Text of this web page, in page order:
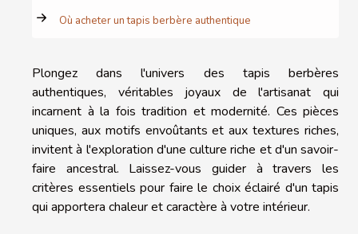
Où acheter un tapis berbère authentique
Plongez dans l'univers des tapis berbères
authentiques, véritables joyaux de l'artisanat qui
incarnent à la fois tradition et modernité. Ces pièces
uniques, aux motifs envoûtants et aux textures riches,
invitent à l'exploration d'une culture riche et d'un savoir-
faire ancestral. Laissez-vous guider à travers les
critères essentiels pour faire le choix éclairé d'un tapis
qui apportera chaleur et caractère à votre intérieur.